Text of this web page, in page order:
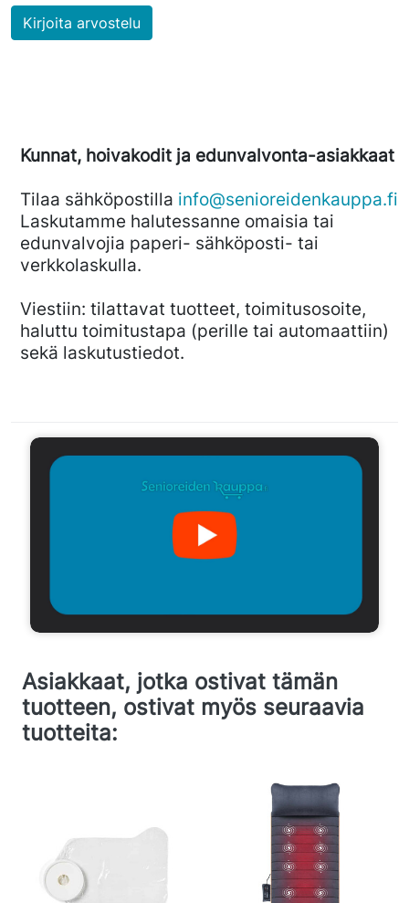
Kirjoita arvostelu
Kunnat, hoivakodit ja edunvalvonta-asiakkaat
Tilaa sähköpostilla info@senioreidenkauppa.fi
Laskutamme halutessanne omaisia tai
edunvalvojia paperi- sähköposti- tai
verkkolaskulla.
Viestiin: tilattavat tuotteet, toimitusosoite,
haluttu toimitustapa (perille tai automaattiin)
sekä laskutustiedot.
Asiakkaat, jotka ostivat tämän
tuotteen, ostivat myös seuraavia
tuotteita: